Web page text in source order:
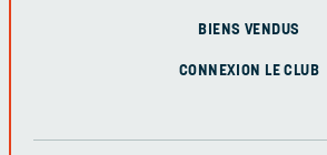
BIENS VENDUS
CONNEXION LE CLUB